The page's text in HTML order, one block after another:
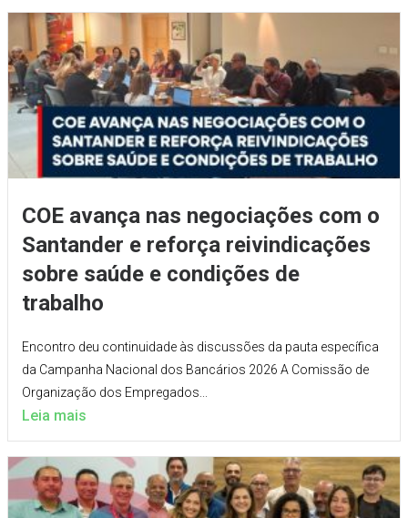
COE avança nas negociações com o
Santander e reforça reivindicações
sobre saúde e condições de
trabalho
Encontro deu continuidade às discussões da pauta específica
da Campanha Nacional dos Bancários 2026 A Comissão de
Organização dos Empregados...
Leia mais